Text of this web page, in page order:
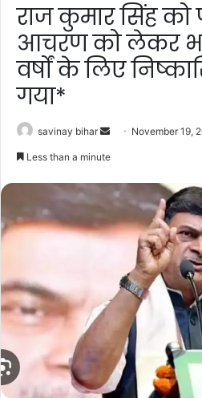
राज कुमार सिंह को
आचरण को लेकर
वर्षों के लिए
गया*
savinay bihar
SendNovember 19,
Less than a minute